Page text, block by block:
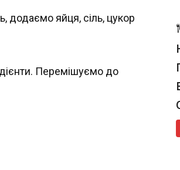
додаємо яйця, сіль, цукор
Перемішуємо до